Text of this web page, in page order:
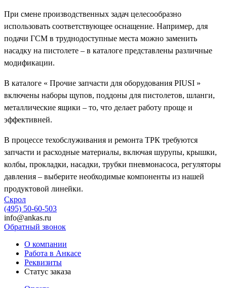
При смене производственных задач целесообразно
использовать соответствующее оснащение. Например, для
подачи ГСМ в труднодоступные места можно заменить
насадку на пистолете – в каталоге представлены различные
модификации.
В каталоге « Прочие запчасти для оборудования PIUSI »
включены наборы щупов, поддоны для пистолетов, шланги,
металлические ящики – то, что делает работу проще и
эффективней.
В процессе техобслуживания и ремонта ТРК требуются
запчасти и расходные материалы, включая шурупы, крышки,
колбы, прокладки, насадки, трубки пневмонасоса, регуляторы
давления – выберите необходимые компоненты из нашей
продуктовой линейки.
Скрол
(495) 50-60-503
info@ankas.ru
Обратный звонок
О компании
Работа в Анкасе
Реквизиты
Статус заказа